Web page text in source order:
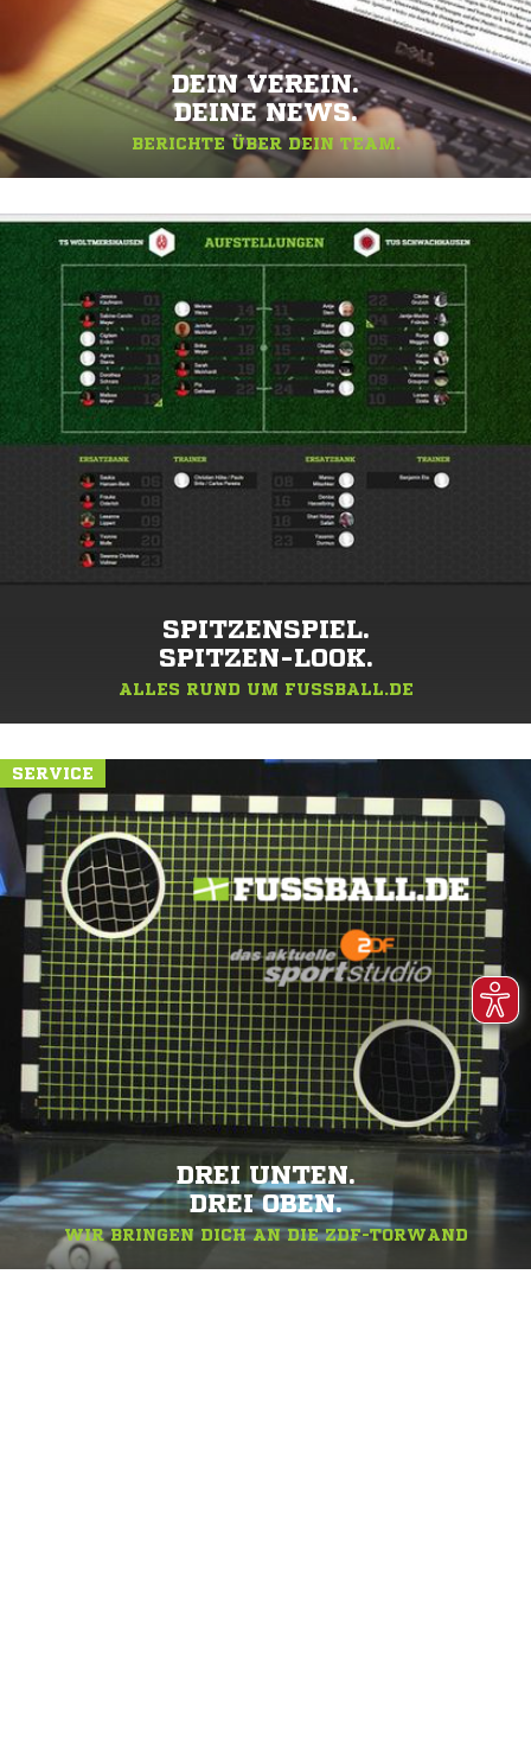
DEIN VEREIN.
DEINE NEWS.
BERICHTE ÜBER DEIN TEAM.
SPITZENSPIEL.
SPITZEN-LOOK.
ALLES RUND UM FUSSBALL.DE
SERVICE
DREI UNTEN.
DREI OBEN.
WIR BRINGEN DICH AN DIE ZDF-TORWAND